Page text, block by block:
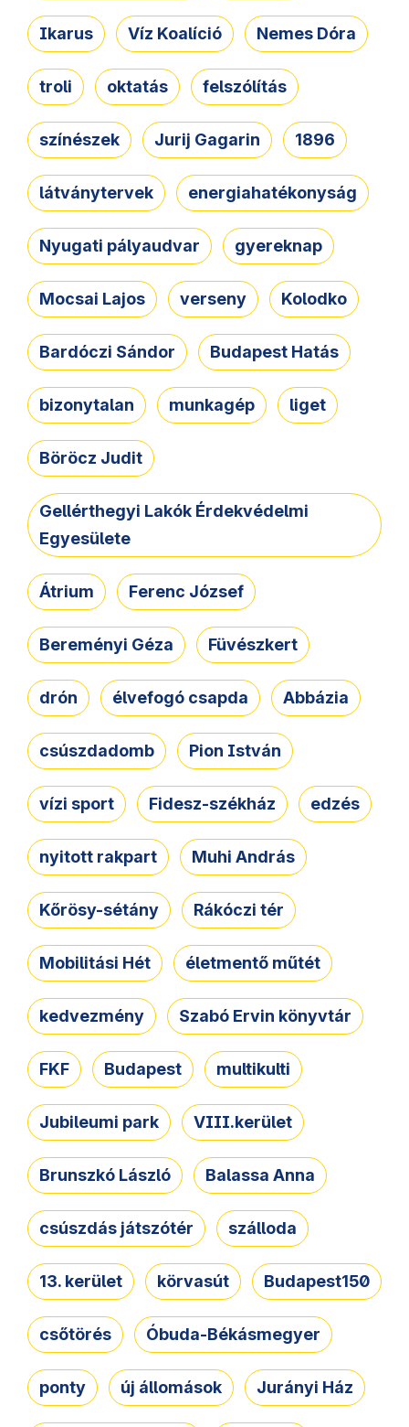
Ikarus Víz Koalíció Nemes Dóra
troli oktatás felszólítás
színészek Jurij Gagarin 1896
látványtervek energiahatékonyság
Nyugati pályaudvar gyereknap
Mocsai Lajos verseny Kolodko
Bardóczi Sándor Budapest Hatás
bizonytalan munkagép liget
Böröcz Judit
Gellérthegyi Lakók Érdekvédelmi
Egyesülete
Átrium Ferenc József
Bereményi Géza Füvészkert
drón élvefogó csapda Abbázia
csúszdadomb Pion István
vízi sport Fidesz-székház edzés
nyitott rakpart Muhi András
Kőrösy-sétány Rákóczi tér
Mobilitási Hét életmentő műtét
kedvezmény Szabó Ervin könyvtár
FKF Budapest multikulti
Jubileumi park VIII.kerület
Brunszkó László Balassa Anna
csúszdás játszótér szálloda
13. kerület körvasút Budapest150
csőtörés Óbuda-Békásmegyer
ponty új állomások Jurányi Ház